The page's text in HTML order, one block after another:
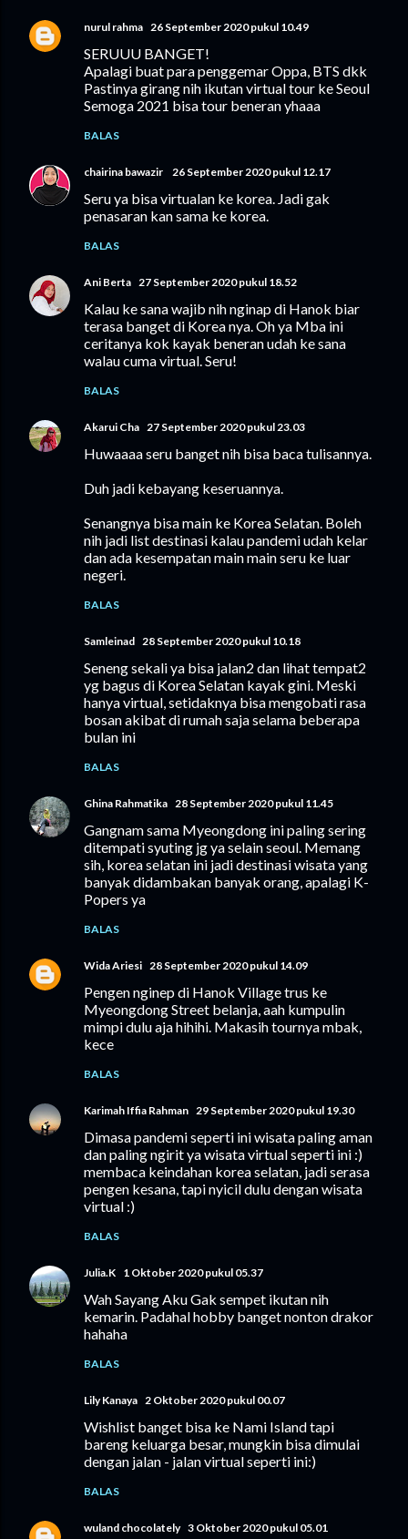
nurul rahma 26 September 2020 pukul 10.49
SERUUU BANGET!
Apalagi buat para penggemar Oppa, BTS dkk
Pastinya girang nih ikutan virtual tour ke Seoul
Semoga 2021 bisa tour beneran yhaaa
BALAS
chairina bawazir 26 September 2020 pukul 12.17
Seru ya bisa virtualan ke korea. Jadi gak
penasaran kan sama ke korea.
BALAS
Ani Berta 27 September 2020 pukul 18.52
Kalau ke sana wajib nih nginap di Hanok biar
terasa banget di Korea nya. Oh ya Mba ini
ceritanya kok kayak beneran udah ke sana
walau cuma virtual. Seru!
BALAS
Akarui Cha 27 September 2020 pukul 23.03
Huwaaaa seru banget nih bisa baca tulisannya.
Duh jadi kebayang keseruannya.
Senangnya bisa main ke Korea Selatan. Boleh
nih jadi list destinasi kalau pandemi udah kelar
dan ada kesempatan main main seru ke luar
negeri.
BALAS
Samleinad 28 September 2020 pukul 10.18
Seneng sekali ya bisa jalan2 dan lihat tempat2
yg bagus di Korea Selatan kayak gini. Meski
hanya virtual, setidaknya bisa mengobati rasa
bosan akibat di rumah saja selama beberapa
bulan ini
BALAS
Ghina Rahmatika 28 September 2020 pukul 11.45
Gangnam sama Myeongdong ini paling sering
ditempati syuting jg ya selain seoul. Memang
sih, korea selatan ini jadi destinasi wisata yang
banyak didambakan banyak orang, apalagi K-
Popers ya
BALAS
Wida Ariesi 28 September 2020 pukul 14.09
Pengen nginep di Hanok Village trus ke
Myeongdong Street belanja, aah kumpulin
mimpi dulu aja hihihi. Makasih tournya mbak,
kece
BALAS
Karimah Iffia Rahman 29 September 2020 pukul 19.30
Dimasa pandemi seperti ini wisata paling aman
dan paling ngirit ya wisata virtual seperti ini :)
membaca keindahan korea selatan, jadi serasa
pengen kesana, tapi nyicil dulu dengan wisata
virtual :)
BALAS
Julia.K 1 Oktober 2020 pukul 05.37
Wah Sayang Aku Gak sempet ikutan nih
kemarin. Padahal hobby banget nonton drakor
hahaha
BALAS
Lily Kanaya 2 Oktober 2020 pukul 00.07
Wishlist banget bisa ke Nami Island tapi
bareng keluarga besar, mungkin bisa dimulai
dengan jalan - jalan virtual seperti ini:)
BALAS
wuland chocolately 3 Oktober 2020 pukul 05.01